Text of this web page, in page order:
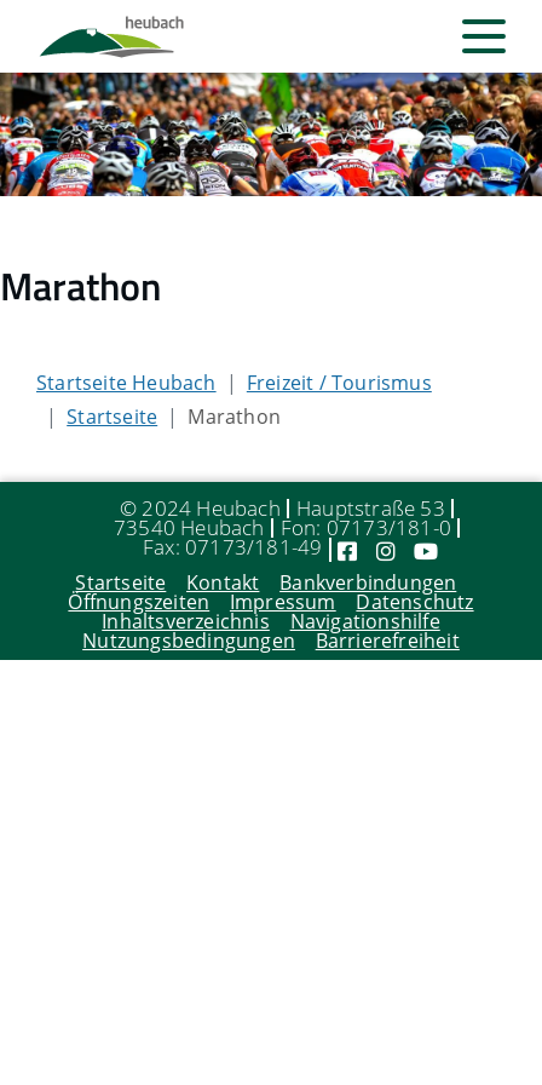
Marathon
Startseite Heubach
Freizeit / Tourismus
Startseite
Marathon
© 2024 Heubach Hauptstraße 53
73540 Heubach Fon: 07173/181-0
Fax: 07173/181-49
Startseite Kontakt Bankverbindungen
Öffnungszeiten Impressum Datenschutz
Inhaltsverzeichnis Navigationshilfe
Nutzungsbedingungen Barrierefreiheit